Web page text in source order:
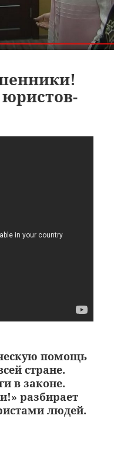
помощь
стране.
в законе.
разбирает
людей.